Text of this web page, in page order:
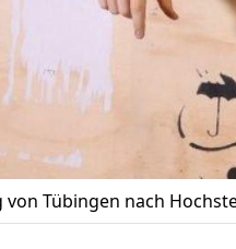
von Tübingen nach